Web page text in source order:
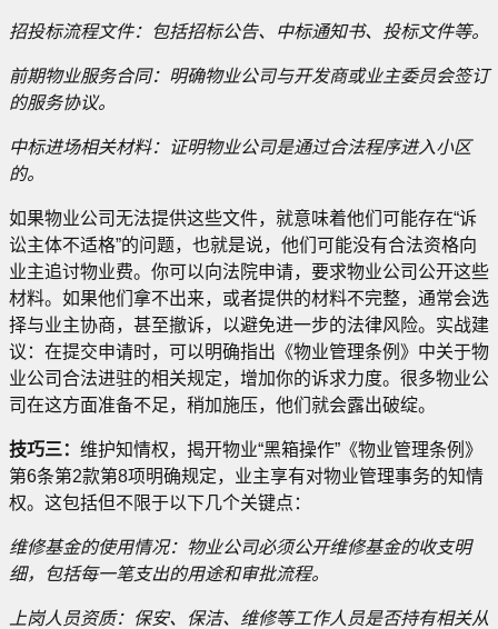
招投标流程文件：包括招标公告、中标通知书、投标文件等。
前期物业服务合同：明确物业公司与开发商或业主委员会签订
的服务协议。
中标进场相关材料：证明物业公司是通过合法程序进入小区
的。
如果物业公司无法提供这些文件，就意味着他们可能存在“诉
讼主体不适格”的问题，也就是说，他们可能没有合法资格向
业主追讨物业费。你可以向法院申请，要求物业公司公开这些
材料。如果他们拿不出来，或者提供的材料不完整，通常会选
择与业主协商，甚至撤诉，以避免进一步的法律风险。实战建
议：在提交申请时，可以明确指出《物业管理条例》中关于物
业公司合法进驻的相关规定，增加你的诉求力度。很多物业公
司在这方面准备不足，稍加施压，他们就会露出破绽。
技巧三： 维护知情权，揭开物业“黑箱操作”《物业管理条例》
第6条第2款第8项明确规定，业主享有对物业管理事务的知情
权。这包括但不限于以下几个关键点：
维修基金的使用情况：物业公司必须公开维修基金的收支明
细，包括每一笔支出的用途和审批流程。
上岗人员资质：保安、保洁、维修等工作人员是否持有相关从